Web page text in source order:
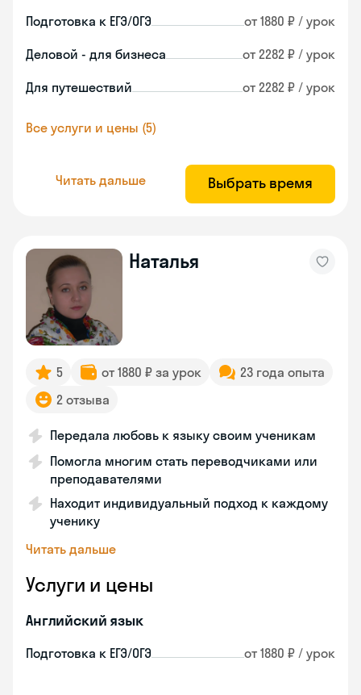
Подготовка к ЕГЭ/ОГЭ от 1880 ₽ / урок
Деловой - для бизнеса от 2282 ₽ / урок
Для путешествий от 2282 ₽ / урок
Все услуги и цены (5)
Читать дальше Выбрать время
Наталья
5 от 1880 ₽ за урок
23 года опыта
2 отзыва
Передала любовь к языку своим ученикам
Помогла многим стать переводчиками или
преподавателями
Находит индивидуальный подход к каждому
ученику
Читать дальше
Услуги и цены
Английский язык
Подготовка к ЕГЭ/ОГЭ от 1880 ₽ / урок